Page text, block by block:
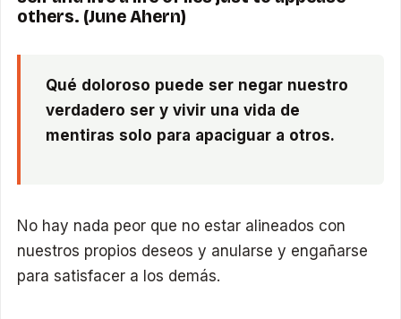
others. (June Ahern)
Qué doloroso puede ser negar nuestro
verdadero ser y vivir una vida de
mentiras solo para apaciguar a otros.
No hay nada peor que no estar alineados con
nuestros propios deseos y anularse y engañarse
para satisfacer a los demás.